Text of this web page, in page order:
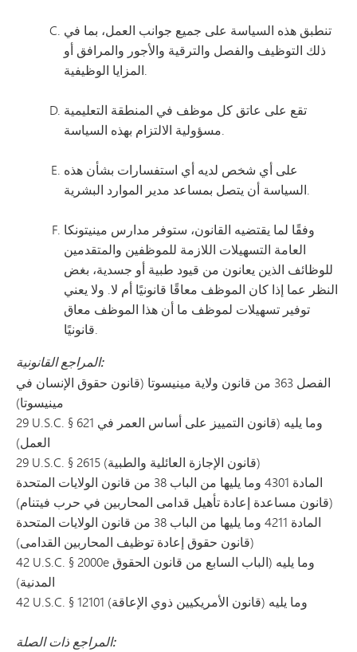
تنطبق هذه السياسة على جميع جوانب العمل، بما في
ذلك التوظيف والفصل والترقية والأجور والمرافق أو
المزايا الوظيفية.
تقع على عاتق كل موظف في المنطقة التعليمية
مسؤولية الالتزام بهذه السياسة.
على أي شخص لديه أي استفسارات بشأن هذه
السياسة أن يتصل بمساعد مدير الموارد البشرية.
وفقًا لما يقتضيه القانون، ستوفر مدارس مينيتونكا
العامة التسهيلات اللازمة للموظفين والمتقدمين
للوظائف الذين يعانون من قيود طبية أو جسدية، بغض
النظر عما إذا كان الموظف معاقًا قانونيًا أم لا. ولا يعني
توفير تسهيلات لموظف ما أن هذا الموظف معاق
قانونيًا.
المراجع القانونية:
الفصل 363 من قانون ولاية مينيسوتا (قانون حقوق الإنسان في
مينيسوتا)
29 U.S.C. § 621 وما يليه (قانون التمييز على أساس العمر في
العمل)
29 U.S.C. § 2615 (قانون الإجازة العائلية والطبية)
المادة 4301 وما يليها من الباب 38 من قانون الولايات المتحدة
(قانون مساعدة إعادة تأهيل قدامى المحاربين في حرب فيتنام)
المادة 4211 وما يليها من الباب 38 من قانون الولايات المتحدة
(قانون حقوق إعادة توظيف المحاربين القدامى)
42 U.S.C. § 2000e وما يليه (الباب السابع من قانون الحقوق
المدنية)
42 U.S.C. § 12101 وما يليه (قانون الأمريكيين ذوي الإعاقة)
المراجع ذات الصلة: